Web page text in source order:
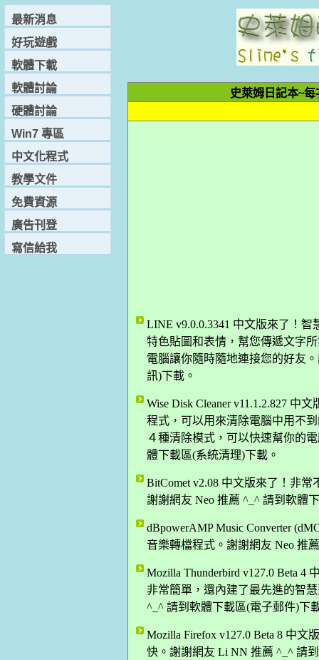
最新消息
好玩遊戲
軟體下載
軟體討論
硬體討論
Win7 專區
中文化程式
教學文件
免費資源
廣告刊登
寫信給我
史萊姆日記本~
LINE v9.0.0.3341 中文版來了！
特色貼圖和表情，幫您傳遞文字
電腦讓你隨時隨地連接您的好友
訊)下載。
Wise Disk Cleaner v11.1.2.827 中
程式，可以用來清除電腦中用不
４種清除模式，可以快速幫你的
體下載區(系統清理)下載。
BitComet v2.08 中文版來了！非
謝謝網友 Neo 推薦 ^_^ 請到軟體
dBpowerAMP Music Converter
音樂轉檔程式。謝謝網友 Neo 推
Mozilla Thunderbird v127.0 Beta
非常簡單，還內建了最先進的智
^_^ 請到軟體下載區(電子郵件)下
Mozilla Firefox v127.0 Beta 8 中
快。謝謝網友 Li NN 推薦 ^_^ 請